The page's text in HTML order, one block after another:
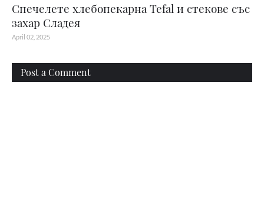
Спечелете хлебопекарна Tefal и стекове със
захар Сладея
April 02, 2025
Post a Comment